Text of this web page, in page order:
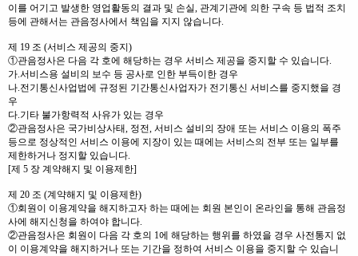
이를 어기고 발생한 영업활동의 결과 및 손실, 관계기관에 의한 구속 등 법적 조치
등에 관해서는 관음정사에서 책임을 지지 않습니다.
제 19 조 (서비스 제공의 중지)
①관음정사은 다음 각 호에 해당하는 경우 서비스 제공을 중지할 수 있습니다.
가.서비스용 설비의 보수 등 공사로 인한 부득이한 경우
나.전기통신사업법에 규정된 기간통신사업자가 전기통신 서비스를 중지했을 경
우
다.기타 불가항력적 사유가 있는 경우
②관음정사은 국가비상사태, 정전, 서비스 설비의 장애 또는 서비스 이용의 폭주
등으로 정상적인 서비스 이용에 지장이 있는 때에는 서비스의 전부 또는 일부를
제한하거나 정지할 있습니다.
[제 5 장 계약해지 및 이용제한]
제 20 조 (계약해지 및 이용제한)
①회원이 이용계약을 해지하고자 하는 때에는 회원 본인이 온라인을 통해 관음정
사에 해지신청을 하여야 합니다.
②관음정사은 회원이 다음 각 호의 1에 해당하는 행위를 하였을 경우 사전통지 없
이 이용계약을 해지하거나 또는 기간을 정하여 서비스 이용을 중지할 수 있습니